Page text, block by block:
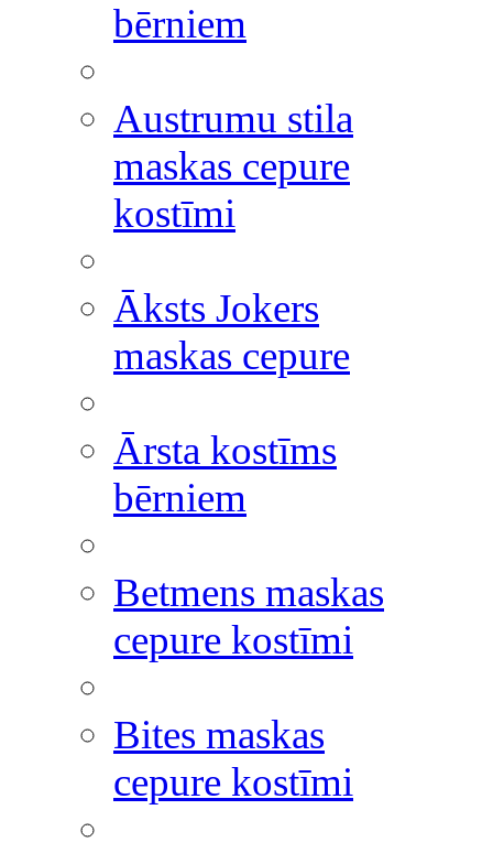
bērniem
Austrumu stila
maskas cepure
kostīmi
Āksts Jokers
maskas cepure
Ārsta kostīms
bērniem
Betmens maskas
cepure kostīmi
Bites maskas
cepure kostīmi